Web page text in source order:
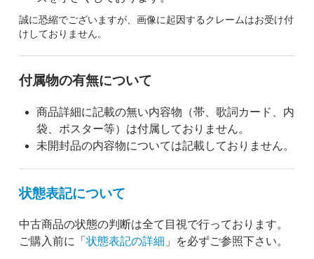
誠に恐縮でございますが、画像に起因するクレームはお受け付
けしておりません。
付属物の有無について
商品詳細に記載の無い内容物（帯、歌詞カード、内
袋、ポスター等）は付属しておりません。
未開封品の内容物については記載しておりません。
状態表記について
中古商品の状態の判断は全て目視で行っております。
ご購入前に「 状態表記の詳細 」を必ずご参照下さい。